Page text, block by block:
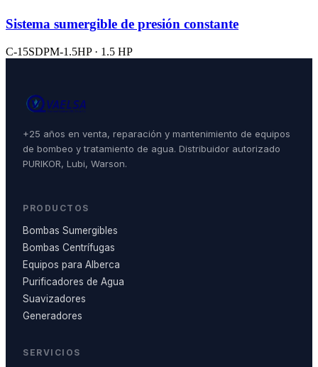
Sistema sumergible de presión constante
C-15SDPM-1.5HP · 1.5 HP
+25 años en venta, reparación y mantenimiento de equipos
de bombeo y tratamiento de agua. Distribuidor autorizado
PURIKOR, Lubi, Warson.
PRODUCTOS
Bombas Sumergibles
Bombas Centrífugas
Equipos para Alberca
Purificadores de Agua
Suavizadores
Generadores
SERVICIOS